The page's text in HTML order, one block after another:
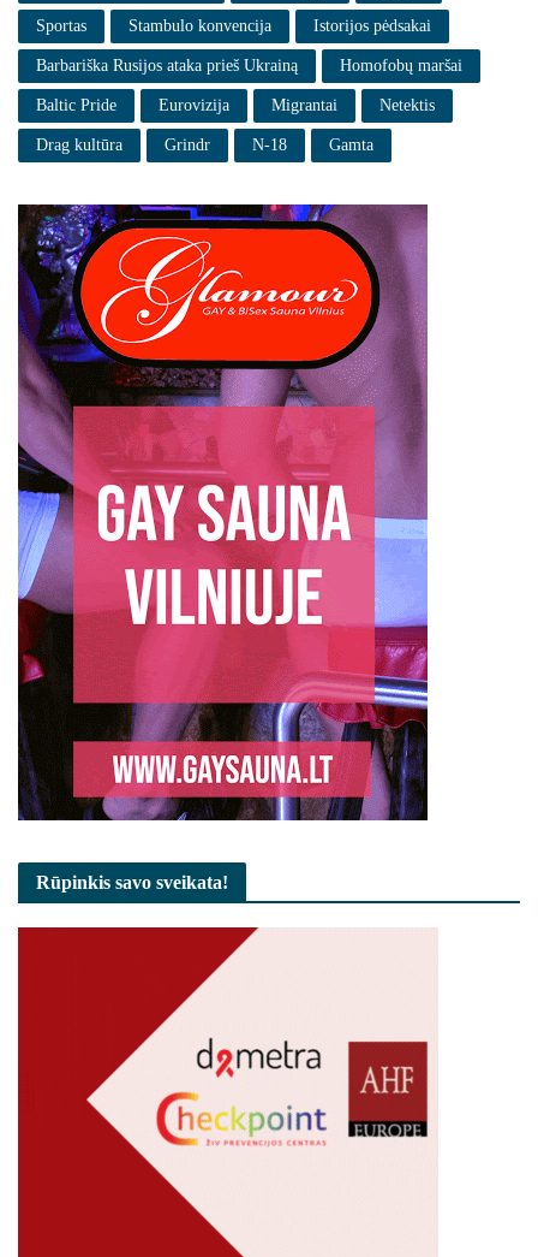
Sportas Stambulo konvencija Istorijos pėdsakai
Barbariška Rusijos ataka prieš Ukrainą Homofobų maršai
Baltic Pride Eurovizija Migrantai Netektis
Drag kultūra Grindr N-18 Gamta
Rūpinkis savo sveikata!